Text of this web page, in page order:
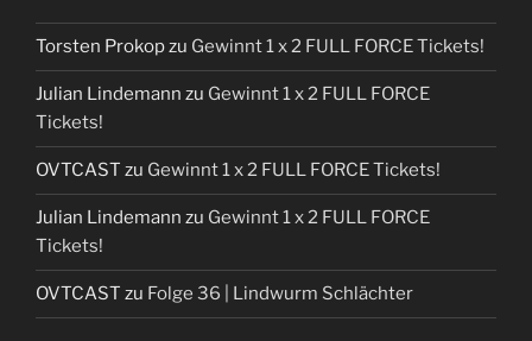
Torsten Prokopzu Gewinnt 1 x 2 FULL FORCE Tickets!
Julian Lindemann zu Gewinnt 1 x 2 FULL FORCE
Tickets!
OVTCAST zu Gewinnt 1 x 2 FULL FORCE Tickets!
Julian Lindemann zu Gewinnt 1 x 2 FULL FORCE
Tickets!
OVTCAST zu Folge 36 | Lindwurm Schlächter